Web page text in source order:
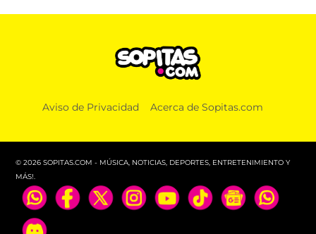
Aviso de Privacidad Acerca de Sopitas.com
© 2026 SOPITAS.COM - MÚSICA, NOTICIAS, DEPORTES, ENTRETENIMIENTO Y
MÁS!.